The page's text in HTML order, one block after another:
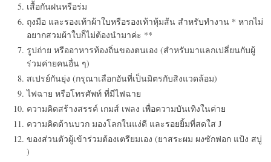
เสื้อกันฝนหรือร่ม
ถุงมือ และรองเท้าผ้าใบหรือรองเท้าหุ้มส้น สำหรับทำงาน * หากไม่
อยากสวมผ้าใบก็ไม่ต้องนำมาค่ะ **
รูปถ่าย หรืออาหารท้องถิ่นของตนเอง (สำหรับมาแลกเปลี่ยนกับผู้
ร่วมค่ายคนอื่น ๆ)
สเปรย์กันยุ่ง (กรุณาเลือกอันที่เป็นมิตรกับสิงแวดล้อม)
ไฟฉาย หรือโทรศัพท์ ที่มีไฟฉาย
ความคิดสร้างสรรค์ เกมส์ เพลง เพื่อความบันเทิงในค่าย
ความคิดด้านบวก มองโลกในแง่ดี และรอยยิ้มที่สดใส J
ของส่วนตัวผู้เข้าร่วมต้องเตรียมเอง (ยาสระผม ผงซักฟอก แป้ง สบู่
)